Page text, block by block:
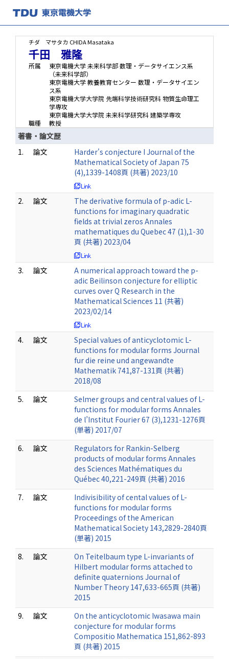
チダ マサタカ CHIDA Masataka
千田 雅隆
所属
東京電機大学 未来科学部 数理・データサイエンス系
（未来科学部）
東京電機大学 教養教育センター 数理・データサイエン
ス系
東京電機大学大学院 先端科学技術研究科 物質生命理工
学専攻
東京電機大学大学院 未来科学研究科 建築学専攻
職種
教授
著書・論文歴
1.
論文
Harder's conjecture I Journal of the
Mathematical Society of Japan 75
(4),1339-1408頁 (共著) 2023/10
2. 論文
The derivative formula of p-adic L-
functions for imaginary quadratic
fields at trivial zeros Annales
mathematiques du Quebec 47 (1),1-30
頁 (共著) 2023/04
3. 論文
A numerical approach toward the p-
adic Beilinson conjecture for elliptic
curves over Q Research in the
Mathematical Sciences 11 (共著)
2023/02/14
4. 論文
Special values of anticyclotomic L-
functions for modular forms Journal
fur die reine und angewandte
Mathematik 741,87-131頁 (共著)
2018/08
5.
論文
Selmer groups and central values of L-
functions for modular forms Annales
de l’Institut Fourier 67 (3),1231-1276頁
(単著) 2017/07
6.
論文
Regulators for Rankin-Selberg
products of modular forms Annales
des Sciences Mathématiques du
Québec 40,221-249頁 (共著) 2016
7.
論文
Indivisibility of cental values of L-
functions for modular forms
Proceedings of the American
Mathematical Society 143,2829-2840頁
(単著) 2015
8.
論文
On Teitelbaum type L-invariants of
Hilbert modular forms attached to
definite quaternions Journal of
Number Theory 147,633-665頁 (共著)
2015
9.
論文
On the anticyclotomic Iwasawa main
conjecture for modular forms
Compositio Mathematica 151,862-893
頁 (共著) 2015